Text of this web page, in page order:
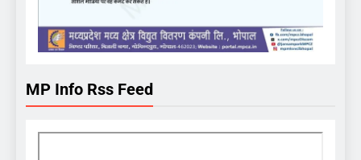
MP Info Rss Feed